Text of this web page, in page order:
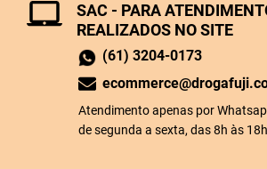
SAC - PARA
REALIZADOS NO SITE
(61) 3204-0173
Atendimento apenas por
de segunda a sexta, das 8h às